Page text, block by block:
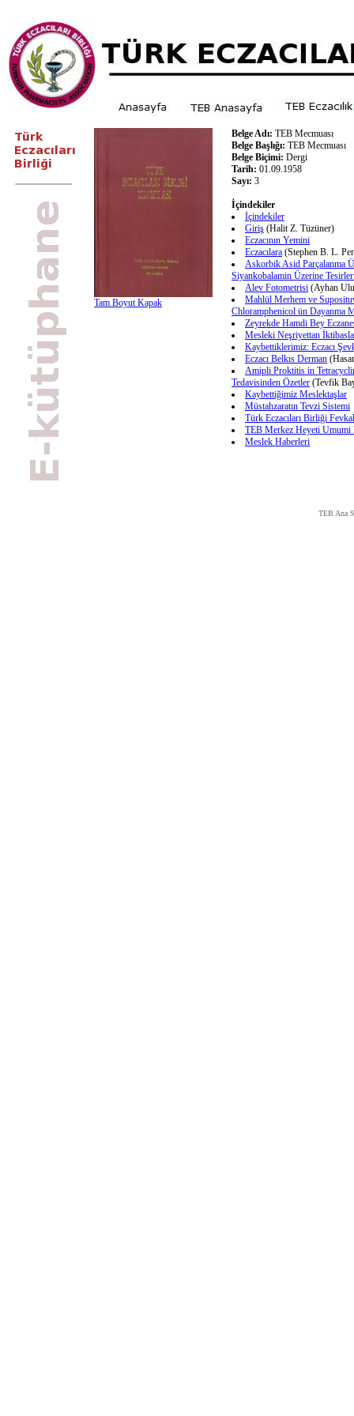
Tam Boyut Kapak
Belge Adı: TEB Mecmuası
Belge Başlığı: TEB Mecmuası
Belge Biçimi: Dergi
Tarih: 01.09.1958
Sayı: 3
İçindekiler
İçindekiler
Giriş (Halit Z. Tüzüner)
Eczacının Yemini
Eczacılara (Stephen B. L.
Askorbik Asid Parçalanma
Siyankobalamin Üzerine
Alev Fotometrisi (Ayhan
Mahlül Merhem ve
Chloramphenicol ün Dayanma
Zeyrekde Hamdi Bey
Mesleki Neşriyettan
Kaybettiklerimiz: Eczacı
Eczacı Belkıs Derman
Amipli Proktitis in
Tedavisinden Özetler (Tevfik
Kaybettiğimiz Meslektaşlar
Müstahzaratın Tevzi Sistemi
Türk Eczacıları Birliği
TEB Merkez Heyeti Umumi
Meslek Haberleri
TEB Ana